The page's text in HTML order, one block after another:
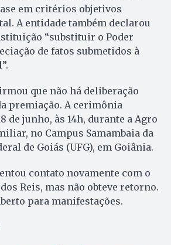
em critérios objetivos
A entidade também declarou
“substituir o Poder
de fatos submetidos à
que não há deliberação
premiação. A cerimônia
de junho, às 14h, durante a Agro
no Campus Samambaia da
de Goiás (UFG), em Goiânia.
contato novamente com o
Reis, mas não obteve retorno.
para manifestações.